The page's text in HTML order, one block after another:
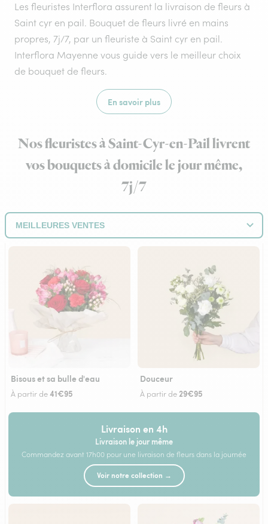
Les fleuristes Interflora assurent la livraison de fleurs à
Saint cyr en pail. Bouquet de fleurs livré en mains
propres, 7j/7, par un fleuriste à Saint cyr en pail.
Interflora Mayenne vous guide vers le meilleur choix
de bouquet de fleurs.
En savoir plus
Nos fleuristes à Saint-Cyr-en-Pail livrent
vos bouquets à domicile le jour même,
7j/7
Bisous et sa bulle d'eau
À partir de41€95
Douceur
À partir de29€95
Livraison en 4h
Livraison le jour même
Commandez avant 17h00 pour une livraison de fleurs dans la journée
Voir notre collection →